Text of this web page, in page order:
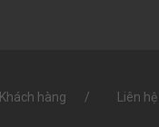
Khách hàng Liên hệ